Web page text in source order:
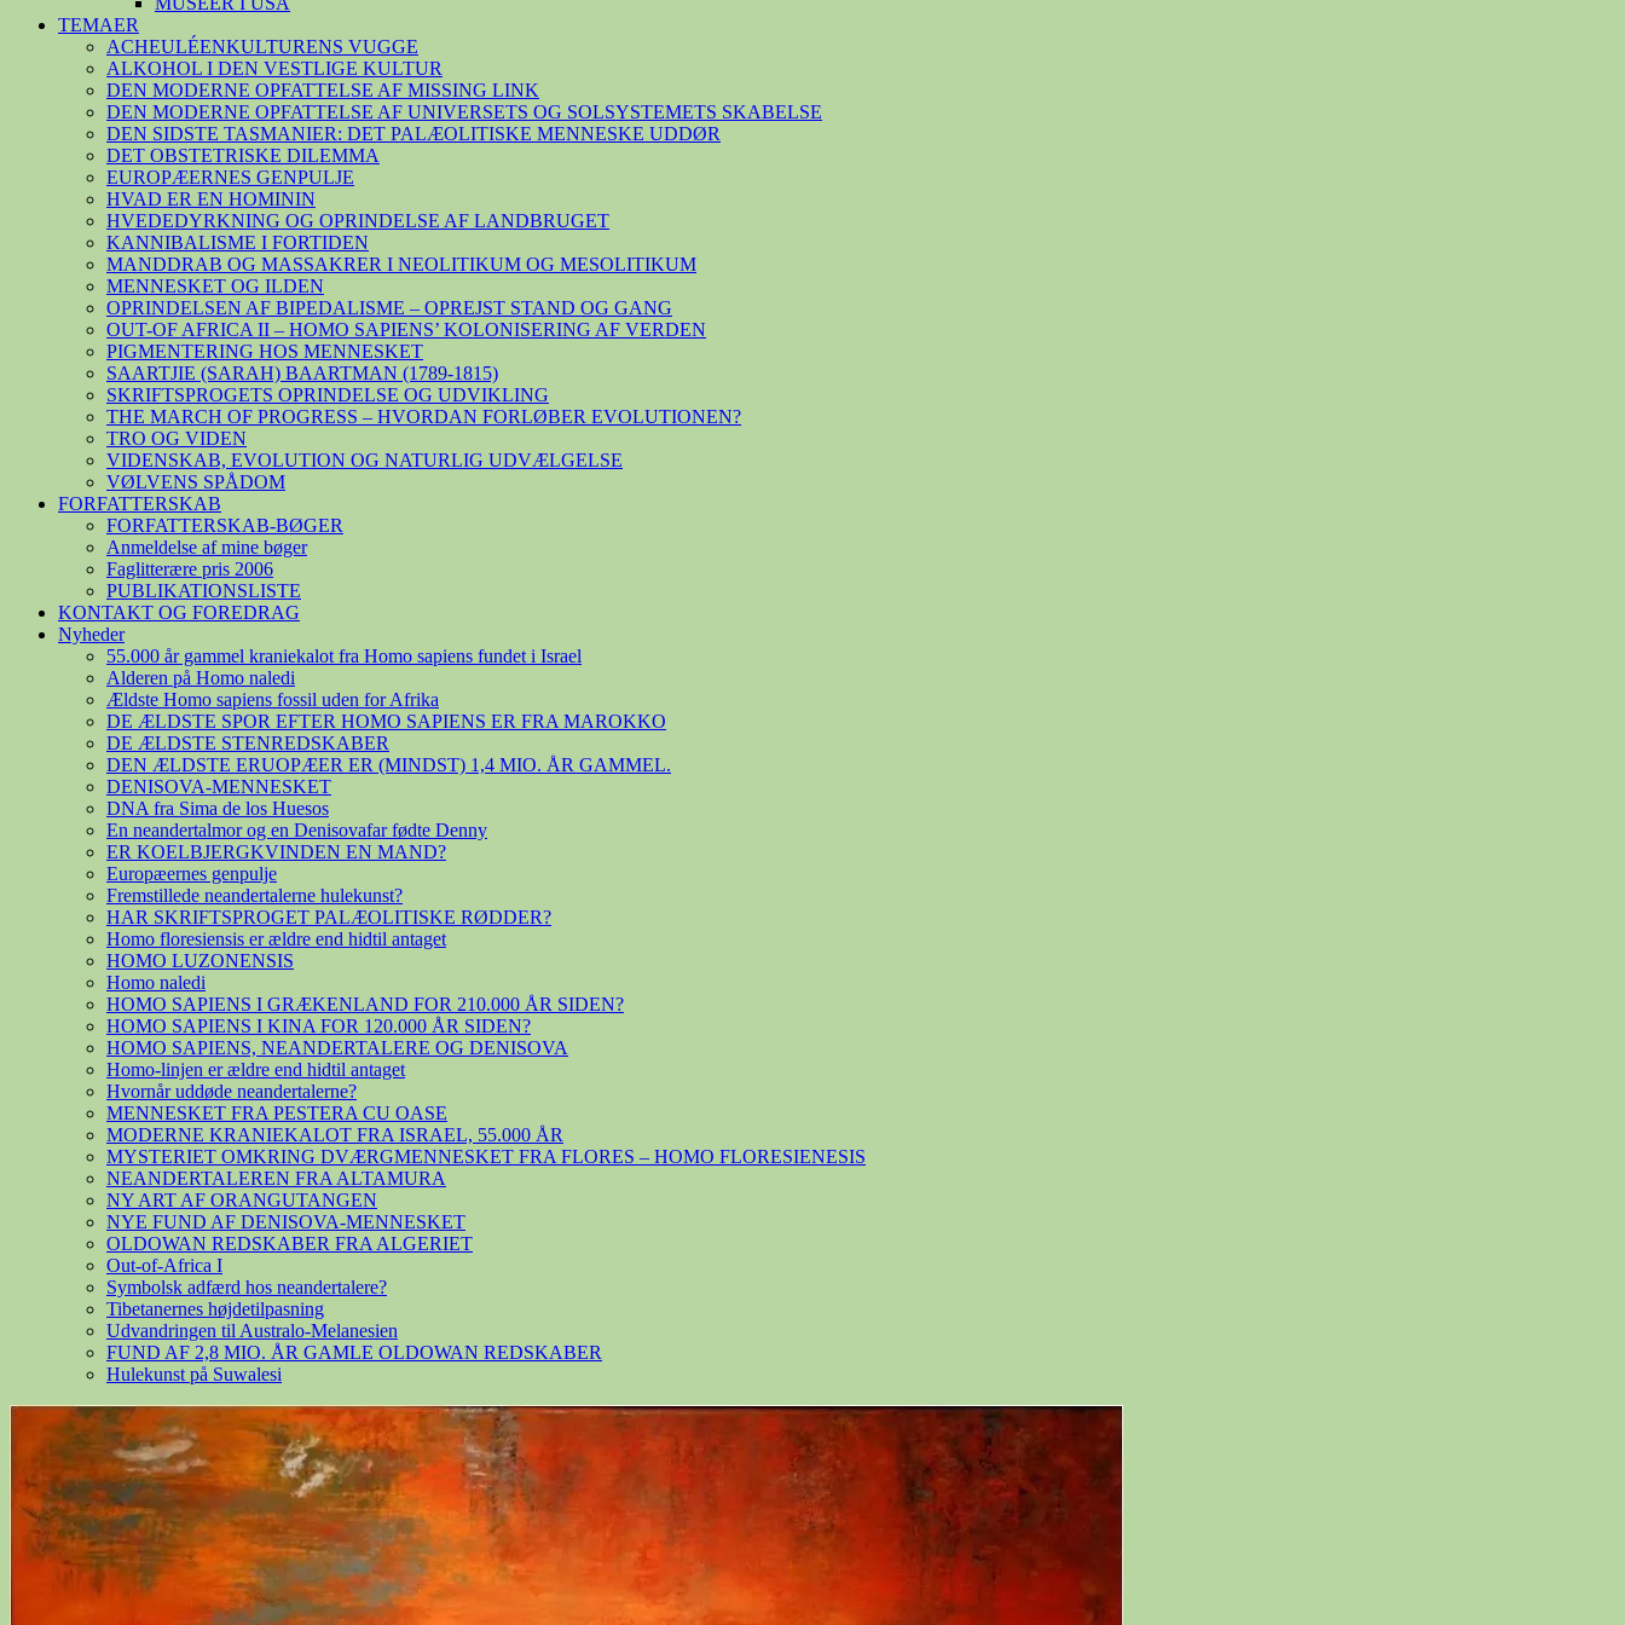
TEMAER
ACHEULÉENKULTURENS VUGGE
ALKOHOL I DEN VESTLIGE KULTUR
DEN MODERNE OPFATTELSE AF MISSING LINK
DEN MODERNE OPFATTELSE AF UNIVERSETS OG SOLSYSTEMETS SKABELSE
DEN SIDSTE TASMANIER: DET PALÆOLITISKE MENNESKE UDDØR
DET OBSTETRISKE DILEMMA
EUROPÆERNES GENPULJE
HVAD ER EN HOMININ
HVEDEDYRKNING OG OPRINDELSE AF LANDBRUGET
KANNIBALISME I FORTIDEN
MANDDRAB OG MASSAKRER I NEOLITIKUM OG MESOLITIKUM
MENNESKET OG ILDEN
OPRINDELSEN AF BIPEDALISME – OPREJST STAND OG GANG
OUT-OF AFRICA II – HOMO SAPIENS’ KOLONISERING AF VERDEN
PIGMENTERING HOS MENNESKET
SAARTJIE (SARAH) BAARTMAN (1789-1815)
SKRIFTSPROGETS OPRINDELSE OG UDVIKLING
THE MARCH OF PROGRESS – HVORDAN FORLØBER EVOLUTIONEN?
TRO OG VIDEN
VIDENSKAB, EVOLUTION OG NATURLIG UDVÆLGELSE
VØLVENS SPÅDOM
FORFATTERSKAB
FORFATTERSKAB-BØGER
Anmeldelse af mine bøger
Faglitterære pris 2006
PUBLIKATIONSLISTE
KONTAKT OG FOREDRAG
Nyheder
55.000 år gammel kraniekalot fra Homo sapiens fundet i Israel
Alderen på Homo naledi
Ældste Homo sapiens fossil uden for Afrika
DE ÆLDSTE SPOR EFTER HOMO SAPIENS ER FRA MAROKKO
DE ÆLDSTE STENREDSKABER
DEN ÆLDSTE ERUOPÆER ER (MINDST) 1,4 MIO. ÅR GAMMEL.
DENISOVA-MENNESKET
DNA fra Sima de los Huesos
En neandertalmor og en Denisovafar fødte Denny
ER KOELBJERGKVINDEN EN MAND?
Europæernes genpulje
Fremstillede neandertalerne hulekunst?
HAR SKRIFTSPROGET PALÆOLITISKE RØDDER?
Homo floresiensis er ældre end hidtil antaget
HOMO LUZONENSIS
Homo naledi
HOMO SAPIENS I GRÆKENLAND FOR 210.000 ÅR SIDEN?
HOMO SAPIENS I KINA FOR 120.000 ÅR SIDEN?
HOMO SAPIENS, NEANDERTALERE OG DENISOVA
Homo-linjen er ældre end hidtil antaget
Hvornår uddøde neandertalerne?
MENNESKET FRA PESTERA CU OASE
MODERNE KRANIEKALOT FRA ISRAEL, 55.000 ÅR
MYSTERIET OMKRING DVÆRGMENNESKET FRA FLORES – HOMO FLORESIENESIS
NEANDERTALEREN FRA ALTAMURA
NY ART AF ORANGUTANGEN
NYE FUND AF DENISOVA-MENNESKET
OLDOWAN REDSKABER FRA ALGERIET
Out-of-Africa I
Symbolsk adfærd hos neandertalere?
Tibetanernes højdetilpasning
Udvandringen til Australo-Melanesien
FUND AF 2,8 MIO. ÅR GAMLE OLDOWAN REDSKABER
Hulekunst på Suwalesi